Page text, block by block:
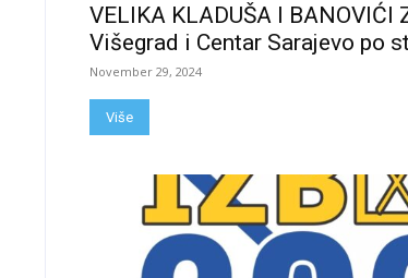
VELIKA KLADUŠA I BANOVIĆI
Višegrad i Centar Sarajevo po
November 29, 2024
Više